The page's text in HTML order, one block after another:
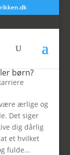
børn?
ærlige og
Det siger
dig dårlig
et hvilket
fulde...